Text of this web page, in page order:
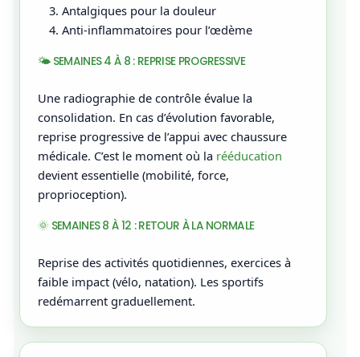
Antalgiques pour la douleur
Anti-inflammatoires pour l’œdème
🌤️ SEMAINES 4 À 8 : REPRISE PROGRESSIVE
Une radiographie de contrôle évalue la
consolidation. En cas d’évolution favorable,
reprise progressive de l’appui avec chaussure
médicale. C’est le moment où la rééducation
devient essentielle (mobilité, force,
proprioception).
🌞 SEMAINES 8 À 12 : RETOUR À LA NORMALE
Reprise des activités quotidiennes, exercices à
faible impact (vélo, natation). Les sportifs
redémarrent graduellement.